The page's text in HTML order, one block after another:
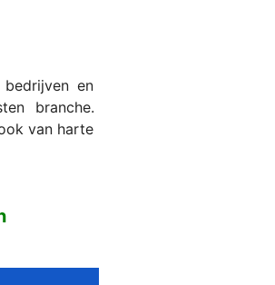
en
branche.
van harte